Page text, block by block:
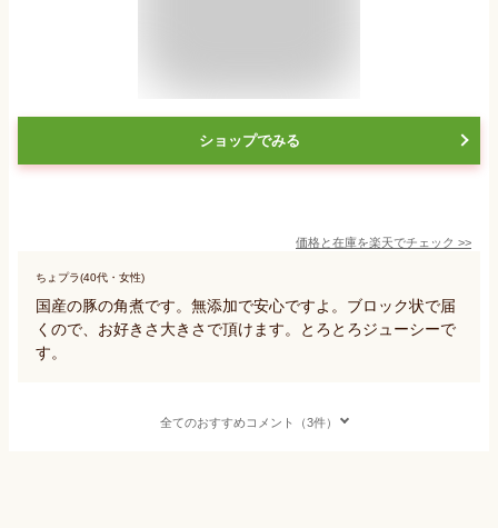
ショップでみる
価格と在庫を楽天でチェック >>
ちょプラ(40代・女性)
国産の豚の角煮です。無添加で安心ですよ。ブロック状で届
くので、お好きさ大きさで頂けます。とろとろジューシーで
す。
全てのおすすめコメント（3件）